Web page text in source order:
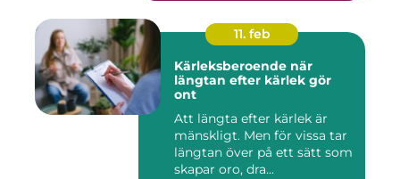
11. feb
Kärleksberoende när
längtan efter kärlek gör
ont
Att längta efter kärlek är
mänskligt. Men för vissa tar
längtan över på ett sätt som
skapar oro, dra...